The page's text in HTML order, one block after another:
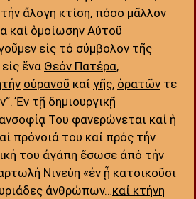
ἄλογη κτίση, πόσο μᾶλλον
καί ὁμοίωσην Αὐτοῦ
εἰς τό σύμβολον τῆς
ἕνα Θεόν Πατέρα,
οὐρανοῦ καί γῆς, ὁρατῶν τε
“. Ἐν τῇ δημιουργικῇ
Του φανερώνεται καί ἡ
πρόνοιά του καί πρός τήν
του ἀγάπη ἔσωσε ἀπό τήν
Νινεύη «ἐν ᾗ κατοικοῦσι
ἀνθρώπων…καί κτήνη